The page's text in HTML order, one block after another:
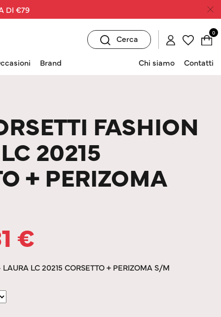
DI €79
Cerca
0
Brand Chi siamo Contatti
FASHION
20215
+ PERIZOMA
€
LC 20215 CORSETTO + PERIZOMA S/M